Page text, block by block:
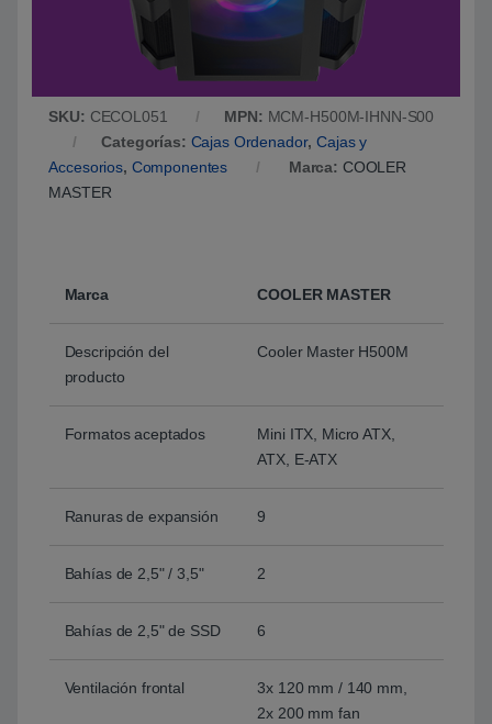
SKU: CECOL051 MPN: MCM-H500M-IHNN-S00
Categorías: Cajas Ordenador,Cajas y
Accesorios, Componentes Marca: COOLER
MASTER
Marca COOLER MASTER
Descripción del
producto
Cooler Master H500M
Formatos aceptados
Mini ITX, Micro ATX,
ATX, E-ATX
Ranuras de expansión 9
Bahías de 2,5" / 3,5" 2
Bahías de 2,5" de SSD 6
Ventilación frontal
3x 120 mm / 140 mm,
2x 200 mm fan